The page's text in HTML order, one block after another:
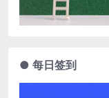
● 每日签到